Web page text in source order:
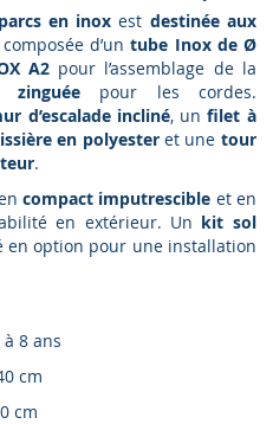
en inox est destinée aux
d’untube Inox de Ø
A2 pour l’assemblage de la
zinguée pour les cordes.
d’escalade incliné, unfilet à
en polyesteret une tour
.
compact imputrescible et en
en extérieur. Un kit sol
en option pour une installation
8 ans
cm
cm